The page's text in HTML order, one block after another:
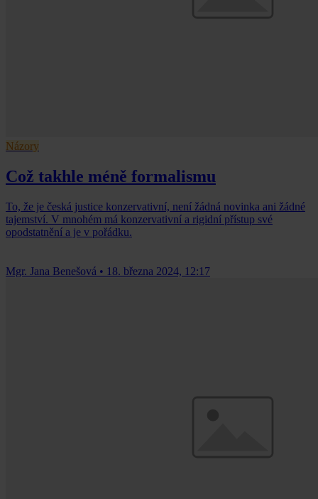
Názory
Což takhle méně formalismu
To, že je česká justice konzervativní, není žádná novinka ani žádné
tajemství. V mnohém má konzervativní a rigidní přístup své
opodstatnění a je v pořádku.
Mgr. Jana Benešová • 18. března 2024, 12:17